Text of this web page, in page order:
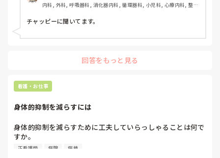
内科, 外科, 呼吸器科, 消化器内科, 循環器科, 小児科, 心療内科, 整形
合診療科, 救急科, 超急性期, ICU, CCU, HCU, その他の科, ママナー
ス, 外来, 神経内科, 脳神経外科, NICU, 消化器外科, 一般病院, 慢性
チャッピーに聞いてます。
回答をもっと見る
看護・お仕事
身体的抑制を減らすには
身体的抑制を減らすために工夫していらっしゃることは何で
すか。
認知症の患者さんが多く入院しておられることも影響し、身
正看護師 病院 病棟